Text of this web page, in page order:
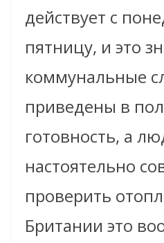
действует с
пятницу, и это
коммунальные
приведены в
готовность, а
настоятельно
проверить
Британии это